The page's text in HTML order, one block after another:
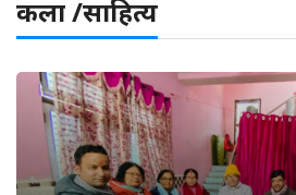
कला /साहित्य